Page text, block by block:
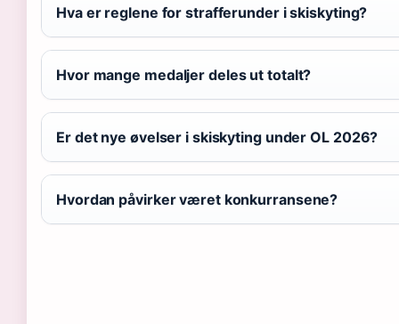
Hva er reglene for strafferunder i skiskyting?
Hvor mange medaljer deles ut totalt?
Er det nye øvelser i skiskyting under OL 2026?
Hvordan påvirker været konkurransene?